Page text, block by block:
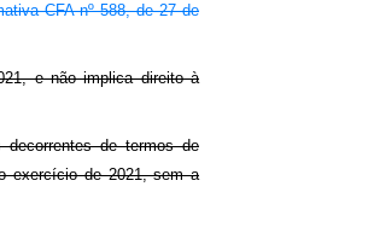
CFA nº 588, de 27 de
e não implica direito à
decorrentes de termos de
exercício de 2021, sem a